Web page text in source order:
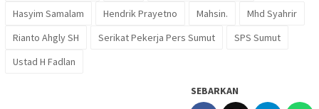
Hasyim Samalam
Hendrik Prayetno Mahsin.
Mhd Syahrir
Rianto Ahgly SH
Serikat Pekerja Pers Sumut
SPS Sumut
Ustad H Fadlan
SEBARKAN